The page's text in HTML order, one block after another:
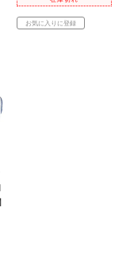
お気に入りに登録